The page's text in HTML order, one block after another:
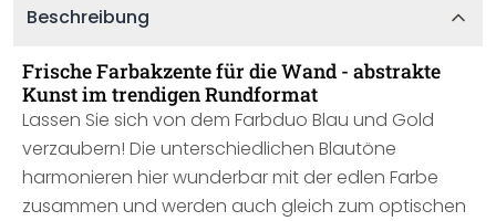
Beschreibung
Frische Farbakzente für die Wand - abstrakte
Kunst im trendigen Rundformat
Lassen Sie sich von dem Farbduo Blau und Gold
verzaubern! Die unterschiedlichen Blautöne
harmonieren hier wunderbar mit der edlen Farbe
zusammen und werden auch gleich zum optischen